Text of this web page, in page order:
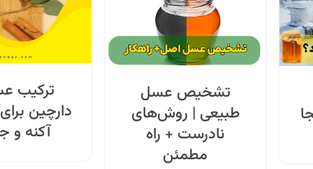
تشخیص عسل
طبیعی | روش‌های
نادرست + راه
مطمئن
ترکیب
دارچین
آکنه